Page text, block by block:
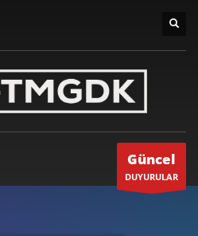
Güncel
DUYURULAR